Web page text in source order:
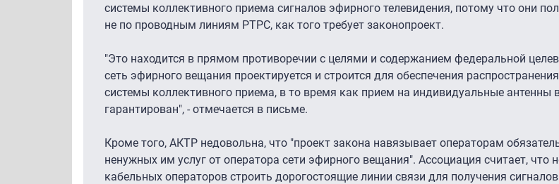
системы коллективного приема сигналов эфирного телевидения, потому что они
не по проводным линиям РТРС, как того требует законопроект.
"Это находится в прямом противоречии с целями и содержанием федеральной
сеть эфирного вещания проектируется и строится для обеспечения
системы коллективного приема, в то время как прием на индивидуальные антенны
гарантирован", - отмечается в письме.
Кроме того, АКТР недовольна, что "проект закона навязывает операторам
ненужных им услуг от оператора сети эфирного вещания". Ассоциация считает,
кабельных операторов строить дорогостоящие линии связи для получения